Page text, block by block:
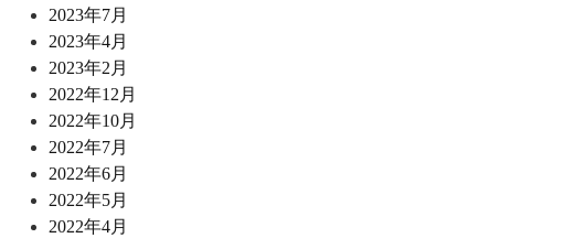
2023年7月
2023年4月
2023年2月
2022年12月
2022年10月
2022年7月
2022年6月
2022年5月
2022年4月